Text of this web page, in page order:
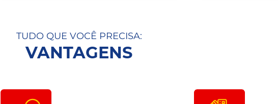
TUDO QUE VOCÊ PRECISA:
VANTAGENS